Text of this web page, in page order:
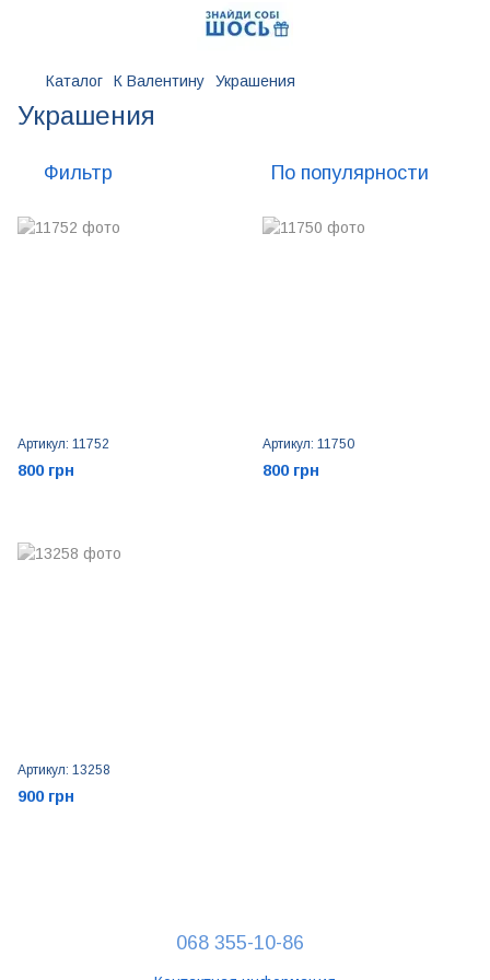
Каталог К Валентину Украшения
Украшения
Фильтр По популярности
Артикул: 11752
800 грн
Артикул: 11750
800 грн
Артикул: 13258
900 грн
068 355-10-86